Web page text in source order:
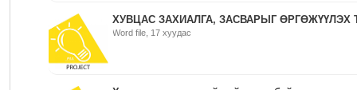
ХУВЦАС ЗАХИАЛГА, ЗАСВАРЫГ ӨРГӨЖҮҮЛЭХ
Word file, 17 хуудас